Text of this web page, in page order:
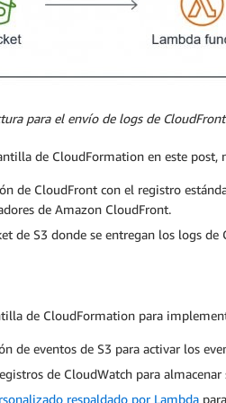
para el envío de logs de
de CloudFormation en este post,
de CloudFront con el registro
de Amazon CloudFront.
de S3 donde se entregan los logs de
de CloudFormation para
de eventos de S3 para activar los
de CloudWatch para
respaldado por Lambda